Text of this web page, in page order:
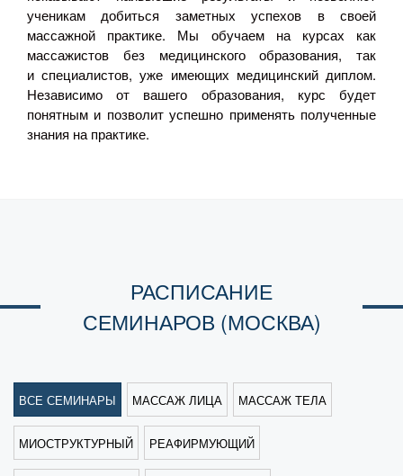
ученикам добиться заметных успехов в своей
массажной практике. Мы обучаем на курсах как
массажистов без медицинского образования, так
и специалистов, уже имеющих медицинский диплом.
Независимо от вашего образования, курс будет
понятным и позволит успешно применять полученные
знания на практике.
РАСПИСАНИЕ
СЕМИНАРОВ (МОСКВА)
ВСЕ СЕМИНАРЫ МАССАЖ ЛИЦА МАССАЖ ТЕЛА
МИОСТРУКТУРНЫЙ РЕАФИРМУЮЩИЙ